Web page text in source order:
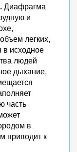
Диафрагма
и
легких,
исходное
людей
дыхание,
часть
в
приводит к